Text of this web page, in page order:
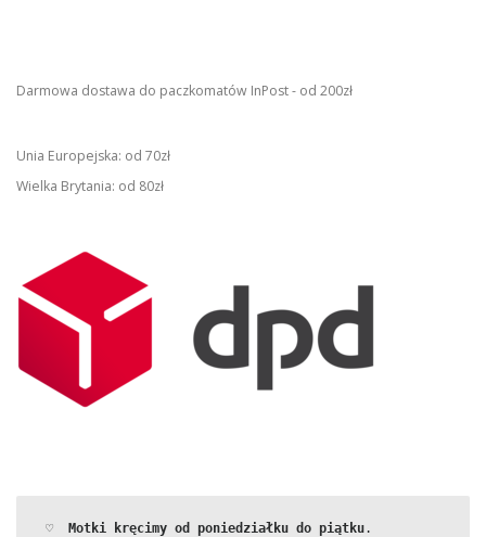
Darmowa dostawa do paczkomatów InPost - od 200zł
Unia Europejska: od 70zł
Wielka Brytania: od 80zł
♡ Motki kręcimy od poniedziałku do piątku.